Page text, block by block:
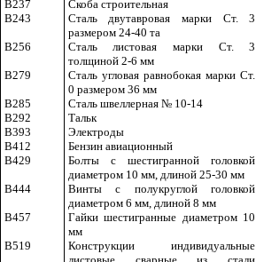
В237
Скоба строительная
В243
Сталь двутавровая марки Ст. 3
размером 24-40 та
В256
Сталь листовая марки Ст. 3
толщиной 2-6 мм
В279
Сталь угловая равнобокая марки Ст.
0 размером 36 мм
В285 Сталь швеллерная № 10-14
В292
Тальк
В393
Электроды
В412
Бензин авиационный
В429
Болты с шестигранной головкой
диаметром 10 мм, длиной 25-30 мм
В444
Винты с полукруглой головкой
диаметром 6 мм, длиной 8 мм
В457
Гайки шестигранные диаметром 10
мм
В519
Конструкции индивидуальные